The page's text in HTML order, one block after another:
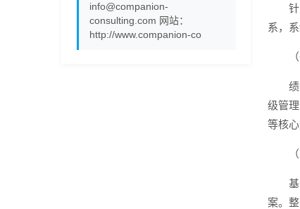
info@companion-
consulting.com 网站：
http://www.companion-co
系，
级管
等核
案。